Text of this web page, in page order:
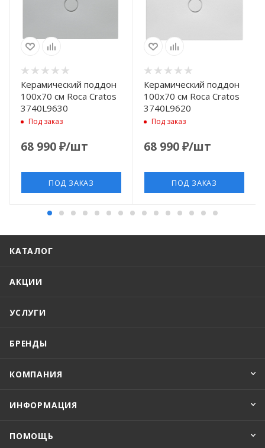
Керамический поддон
100x70 см Roca Cratos
3740L9630
Под заказ
68 990₽/шт
ПОД ЗАКАЗ
Керамический поддон
100x70 см Roca Cratos
3740L9620
Под заказ
68 990₽/шт
ПОД ЗАКАЗ
КАТАЛОГ
АКЦИИ
УСЛУГИ
БРЕНДЫ
КОМПАНИЯ
ИНФОРМАЦИЯ
ПОМОЩЬ